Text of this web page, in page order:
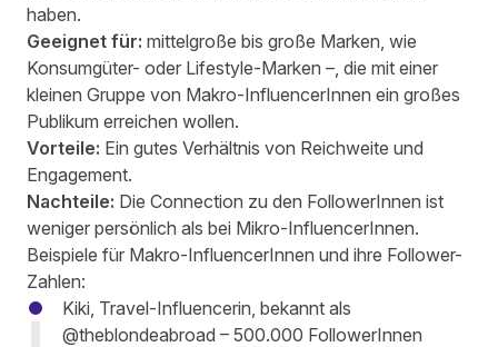
haben.
Geeignet für: mittelgroße bis große Marken, wie
Konsumgüter- oder Lifestyle-Marken –, die mit einer
kleinen Gruppe von Makro-InfluencerInnen ein großes
Publikum erreichen wollen.
Vorteile: Ein gutes Verhältnis von Reichweite und
Engagement.
Nachteile: Die Connection zu den FollowerInnen ist
weniger persönlich als bei Mikro-InfluencerInnen.
Beispiele für Makro-InfluencerInnen und ihre Follower-
Zahlen:
Kiki, Travel-Influencerin, bekannt als
@theblondeabroad – 500.000 FollowerInnen